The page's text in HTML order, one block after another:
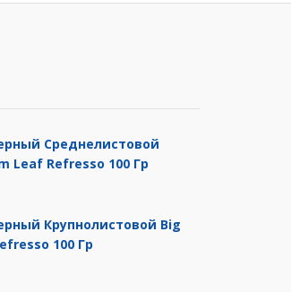
Среднелистовой
Leaf Refresso 100 Гр
Крупнолистовой Big
100 Гр